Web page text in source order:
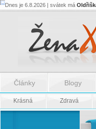
Dnes je 6.8.2026 | svátek má
Články Blogy
Krásná Zdravá